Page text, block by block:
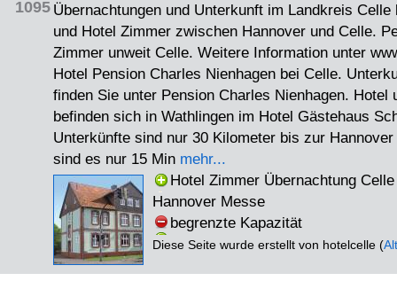
1095 Übernachtungen und Unterkunft im Landkreis
und Hotel Zimmer zwischen Hannover und Celle.
Zimmer unweit Celle. Weitere Information unter
Hotel Pension Charles Nienhagen bei Celle.
finden Sie unter Pension Charles Nienhagen. Hotel
befinden sich in Wathlingen im Hotel Gästehaus
Unterkünfte sind nur 30 Kilometer bis zur
sind es nur 15 Min mehr...
Hotel Zimmer Übernachtung
Hannover Messe
begrenzte Kapazität
Diese Seite wurde erstellt von hotelcelle (